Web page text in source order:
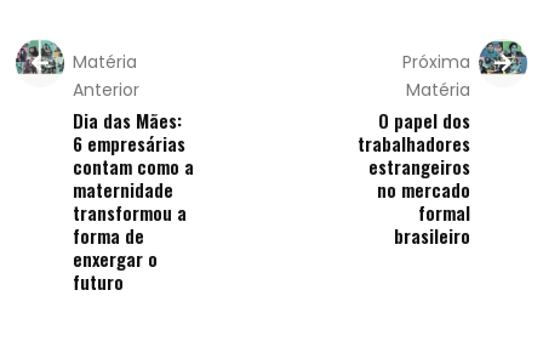
Matéria
Anterior
Dia das Mães:
6 empresárias
contam como a
maternidade
transformou a
forma de
enxergar o
futuro
Próxima
Matéria
O papel dos
trabalhadores
estrangeiros
no mercado
formal
brasileiro